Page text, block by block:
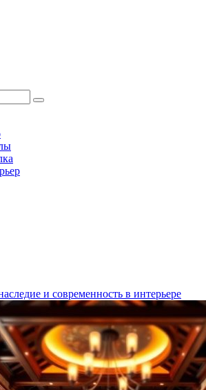
и современность в интерьере